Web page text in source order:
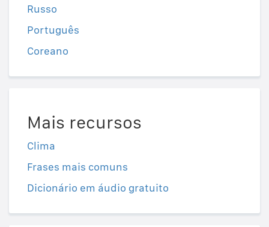
Russo
Português
Coreano
Mais recursos
Clima
Frases mais comuns
Dicionário em áudio gratuito